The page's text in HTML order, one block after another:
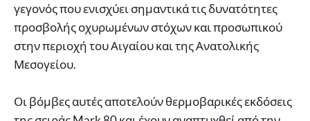
γεγονός που ενισχύει σημαντικά τις δυνατότητες
προσβολής οχυρωμένων στόχων και προσωπικού
στην περιοχή του Αιγαίου και της Ανατολικής
Μεσογείου.
Οι βόμβες αυτές αποτελούν θερμοβαρικές εκδόσεις